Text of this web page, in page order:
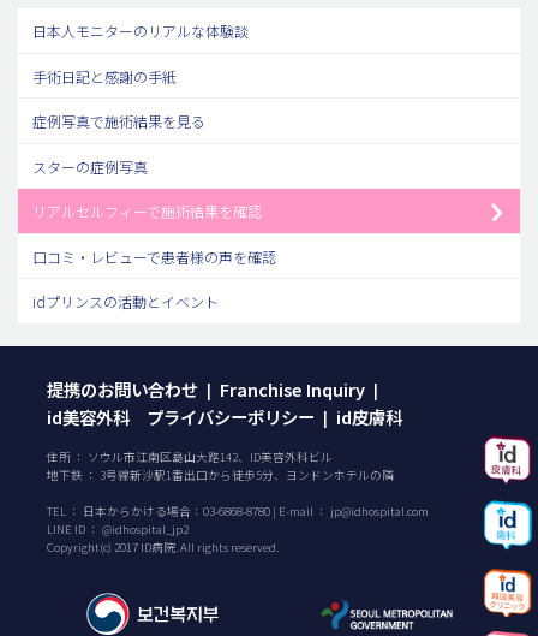
日本人モニターのリアルな体験談
手術日記と感謝の手紙
症例写真で施術結果を見る
スターの症例写真
リアルセルフィーで施術結果を確認
口コミ・レビューで患者様の声を確認
idプリンスの活動とイベント
提携のお問い合わせ | Franchise Inquiry |
id美容外科 プライバシーポリシー | id皮膚科
住所 ： ソウル市江南区島山大路142、ID美容外科ビル
地下鉄 ： 3号線新沙駅1番出口から徒歩5分、ヨンドンホテルの隣
TEL ： 日本からかける場合： 03-6868-8780 | E-mail ： jp@idhospital.com
LINE ID ： @idhospital_jp2
Copyright(c) 2017 ID病院. All rights reserved.